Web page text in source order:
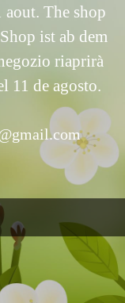
aout. The shop
ist ab dem
riaprirà
11 de agosto.